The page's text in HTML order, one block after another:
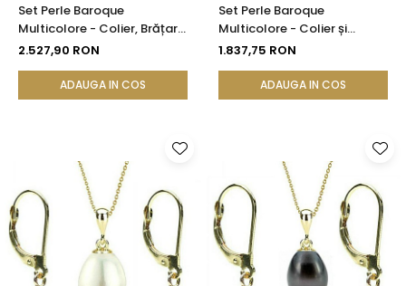
Set Perle Baroque
Multicolore - Colier, Brățară
și Cercei, Aur Galben 14K |
2.527,90 RON
ADAUGA IN COS
Set Perle Baroque
Multicolore - Colier și
Brățară, Aur Galben 14K |
1.837,75 RON
ADAUGA IN COS